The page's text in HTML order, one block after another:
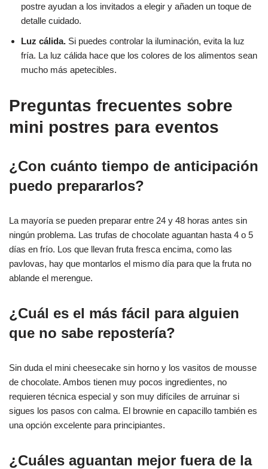
postre ayudan a los invitados a elegir y añaden un toque de
detalle cuidado.
Luz cálida. Si puedes controlar la iluminación, evita la luz
fría. La luz cálida hace que los colores de los alimentos sean
mucho más apetecibles.
Preguntas frecuentes sobre
mini postres para eventos
¿Con cuánto tiempo de anticipación
puedo prepararlos?
La mayoría se pueden preparar entre 24 y 48 horas antes sin
ningún problema. Las trufas de chocolate aguantan hasta 4 o 5
días en frío. Los que llevan fruta fresca encima, como las
pavlovas, hay que montarlos el mismo día para que la fruta no
ablande el merengue.
¿Cuál es el más fácil para alguien
que no sabe repostería?
Sin duda el mini cheesecake sin horno y los vasitos de mousse
de chocolate. Ambos tienen muy pocos ingredientes, no
requieren técnica especial y son muy difíciles de arruinar si
sigues los pasos con calma. El brownie en capacillo también es
una opción excelente para principiantes.
¿Cuáles aguantan mejor fuera de la